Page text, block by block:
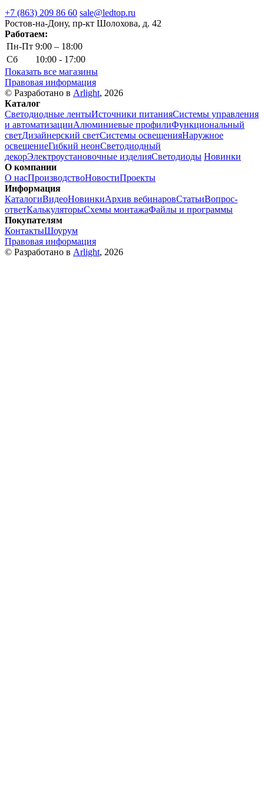
+7 (863) 209 86 60 sale@ledtop.ru
Ростов-на-Дону, пр-кт Шолохова, д. 42
Работаем:
Пн-Пт 9:00 – 18:00
Сб
10:00 - 17:00
Показать все магазины
Правовая информация
© Разработано в Arlight, 2026
Каталог
Светодиодные лентыИсточники питанияСистемы управления
и автоматизацииАлюминиевые профилиФункциональный
светДизайнерский светСистемы освещенияНаружное
освещениеГибкий неонСветодиодный
декорЭлектроустановочные изделияСветодиоды Новинки
О компании
О насПроизводствоНовостиПроекты
Информация
КаталогиВидеоНовинкиАрхив вебинаровСтатьиВопрос-
ответКалькуляторыСхемы монтажаФайлы и программы
Покупателям
КонтактыШоурум
Правовая информация
© Разработано в Arlight, 2026